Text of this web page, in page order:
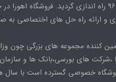
در سال 96 راه اندازی گردید. فروشگاه اهورا
و ارائه راه حل های اختصاصی به
کننده مجموعه های بزرگی چون
،شرکت های بورسی،بانک ها و
خصوصی گسترده است با سال